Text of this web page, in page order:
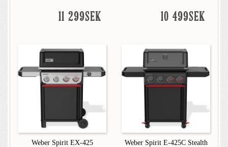
11 299SEK 10 499SEK
Weber Spirit EX-425
Weber Spirit E-425C Stealth